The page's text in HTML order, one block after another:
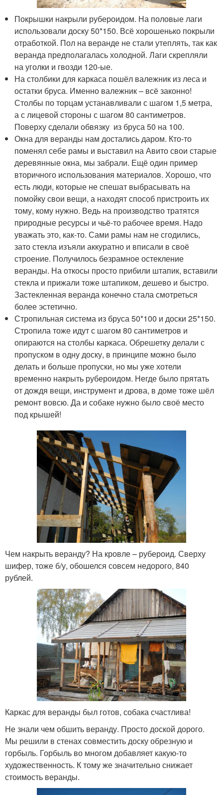
Покрышки накрыли рубероидом. На половые лаги
использовали доску 50*150. Всё хорошенько покрыли
отработкой. Пол на веранде не стали утеплять, так как
веранда предполагалась холодной. Лаги скрепляли
на уголки и гвозди 120-ые.
На столбики для каркаса пошёл валежник из леса и
остатки бруса. Именно валежник – всё законно!
Столбы по торцам устанавливали с шагом 1,5 метра,
а с лицевой стороны с шагом 80 сантиметров.
Поверху сделали обвязку из бруса 50 на 100.
Окна для веранды нам достались даром. Кто-то
поменял себе рамы и выставил на Авито свои старые
деревянные окна, мы забрали. Ещё один пример
вторичного использования материалов. Хорошо, что
есть люди, которые не спешат выбрасывать на
помойку свои вещи, а находят способ пристроить их
тому, кому нужно. Ведь на производство тратятся
природные ресурсы и чьё-то рабочее время. Надо
уважать это, как-то. Сами рамы нам не сгодились,
зато стекла изъяли аккуратно и вписали в своё
строение. Получилось безрамное остекление
веранды. На откосы просто прибили штапик, вставили
стекла и прижали тоже штапиком, дешево и быстро.
Застекленная веранда конечно стала смотреться
более эстетично.
Стропильная система из бруса 50*100 и доски 25*150.
Стропила тоже идут с шагом 80 сантиметров и
опираются на столбы каркаса. Обрешетку делали с
пропуском в одну доску, в принципе можно было
делать и больше пропуски, но мы уже хотели
временно накрыть рубероидом. Негде было прятать
от дождя вещи, инструмент и дрова, в доме тоже шёл
ремонт вовсю. Да и собаке нужно было своё место
под крышей!
Чем накрыть веранду? На кровле – рубероид. Сверху
шифер, тоже б/у, обошелся совсем недорого, 840
рублей.
Каркас для веранды был готов, собака счастлива!
Не знали чем обшить веранду. Просто доской дорого.
Мы решили в стенах совместить доску обрезную и
горбыль. Горбыль во многом добавляет какую-то
художественность. К тому же значительно снижает
стоимость веранды.